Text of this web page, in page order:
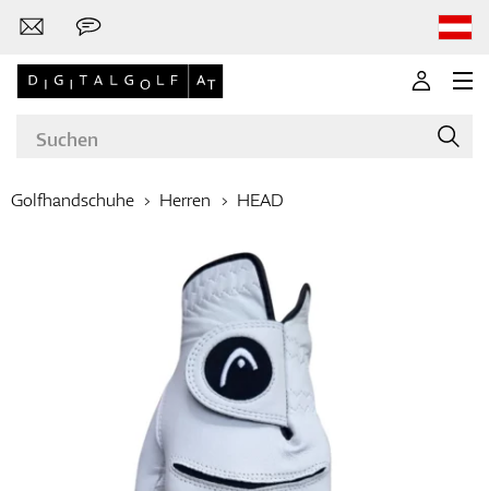
Marken
Golfschläger
Bekleidung
Golfhandschuhe Herren HEAD